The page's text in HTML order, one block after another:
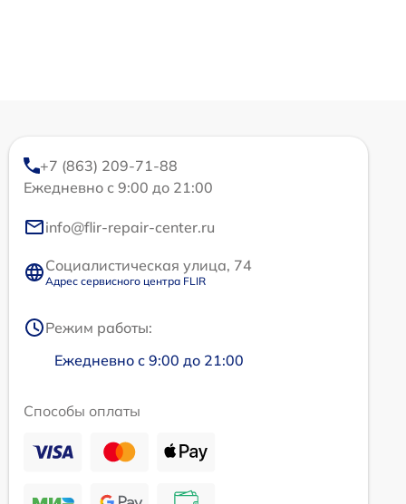
+7 (863) 209-71-88
Ежедневно с 9:00 до 21:00
info@flir-repair-center.ru
Социалистическая улица, 74
Адрес сервисного центра FLIR
Режим работы:
Ежедневно с 9:00 до 21:00
Способы оплаты